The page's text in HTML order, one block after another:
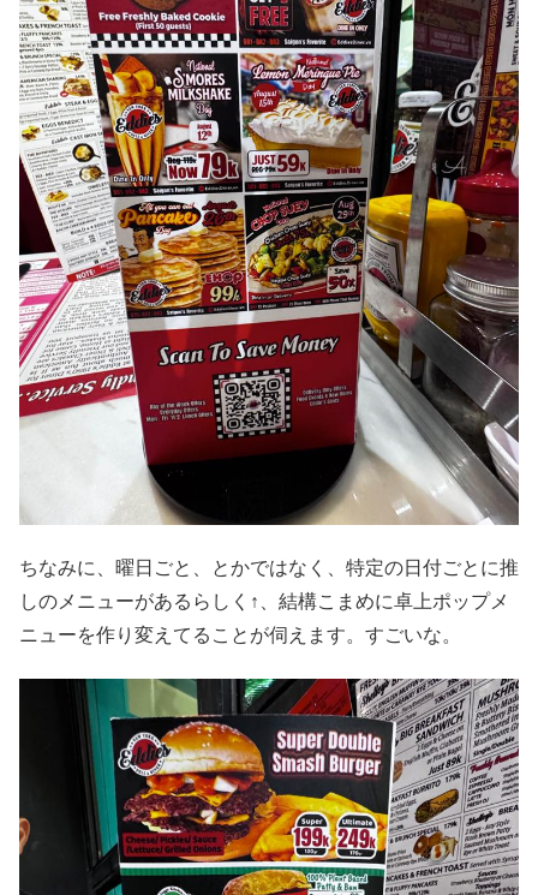
ちなみに、曜日ごと、とかではなく、特定の日付ごとに推
しのメニューがあるらしく↑、結構こまめに卓上ポップメ
ニューを作り変えてることが伺えます。すごいな。